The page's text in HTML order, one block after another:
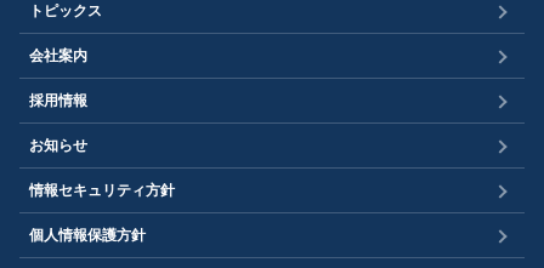
トピックス
会社案内
採用情報
お知らせ
情報セキュリティ方針
個人情報保護方針